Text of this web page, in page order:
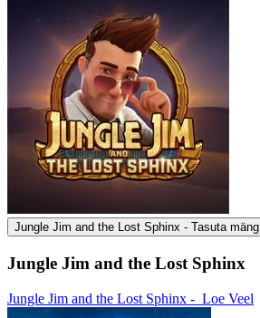
Jungle Jim and the Lost Sphinx - Tasuta mäng
Jungle Jim and the Lost Sphinx
Jungle Jim and the Lost Sphinx - Loe Veel